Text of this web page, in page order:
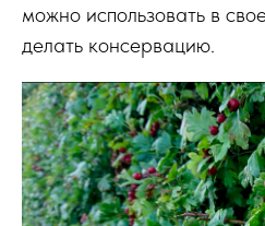
можно использовать в
делать консервацию.